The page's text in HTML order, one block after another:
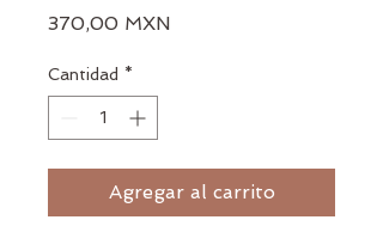
370,00 MXN
Cantidad *
Agregar al carrito